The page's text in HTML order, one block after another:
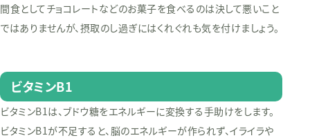
間食としてチョコレートなどのお菓子を食べるのは決して悪いこと
ではありませんが、摂取のし過ぎにはくれぐれも気を付けましょう。
ビタミンB1
ビタミンB1は、ブドウ糖をエネルギーに変換する手助けをします。
ビタミンB1が不足すると、脳のエネルギーが作られず、イライラや